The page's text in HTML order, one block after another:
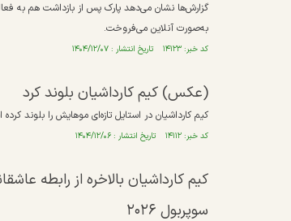
گزارش‌ها نشان می‌دهد پارک پس از بازداشت هم به
به‌صورت آنلاین می‌فروخت.
کد خبر: ۱۴۱۲۳ تاریخ انتشار : ۱۴۰۴/۱۲/۰۷
(عکس) کیم کارداشیان بلوند کرد
کیم کارداشیان در استایل تازه‌ای موهایش را بلوند
کد خبر: ۱۴۱۱۲ تاریخ انتشار : ۱۴۰۴/۱۲/۰۶
کیم کارداشیان بالاخره از رابطه
سوپربول ۲۰۲۶